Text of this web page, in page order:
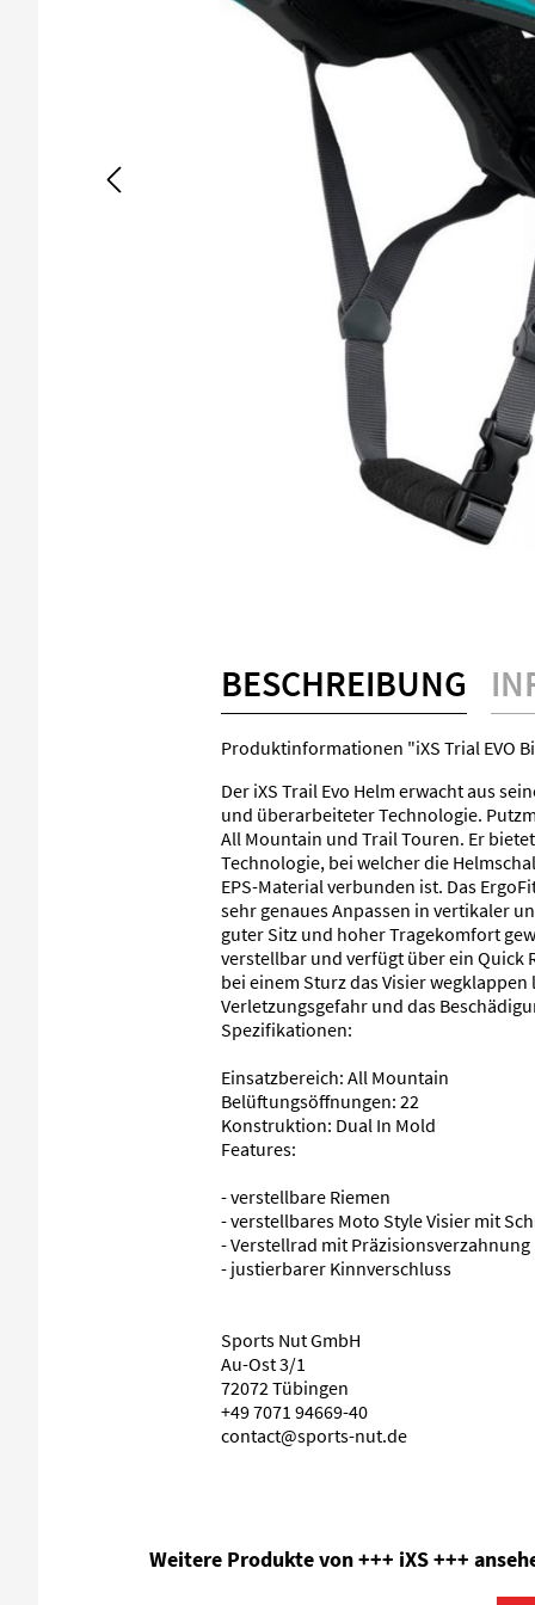
BESCHREIBUNG
Produktinformationen "iXS Trial EVO
Der iXS Trail Evo Helm erwacht aus
und überarbeiteter Technologie.
All Mountain und Trail Touren. Er
Technologie, bei welcher die
EPS-Material verbunden ist. Das
sehr genaues Anpassen in vertikaler
guter Sitz und hoher Tragekomfort
verstellbar und verfügt über ein Quick
bei einem Sturz das Visier
Verletzungsgefahr und das
Spezifikationen:
Einsatzbereich: All Mountain
Belüftungsöffnungen: 22
Konstruktion: Dual In Mold
Features:
- verstellbare Riemen
- verstellbares Moto Style Visier mit
- Verstellrad mit Präzisionsverzahnung
- justierbarer Kinnverschluss
Sports Nut GmbH
Au-Ost 3/1
72072 Tübingen
+49 7071 94669-40
contact@sports-nut.de
Produktgalerie überspringen
Weitere Produkte von +++ iXS +++